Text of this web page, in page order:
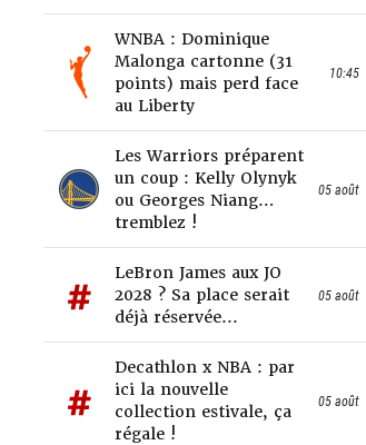
WNBA : Dominique
Malonga cartonne (31
points) mais perd face
au Liberty
10:45
Les Warriors préparent
un coup : Kelly Olynyk
ou Georges Niang…
tremblez !
05 août
LeBron James aux JO
2028 ? Sa place serait
déjà réservée...
05 août
Decathlon x NBA : par
ici la nouvelle
collection estivale, ça
régale !
05 août